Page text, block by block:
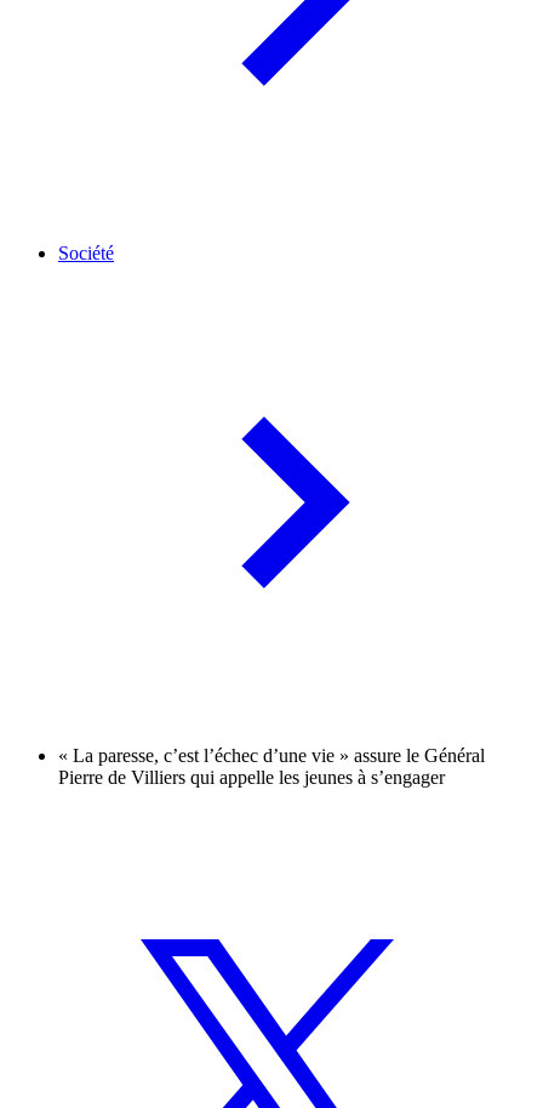
Société
« La paresse, c’est l’échec d’une vie » assure le Général
Pierre de Villiers qui appelle les jeunes à s’engager